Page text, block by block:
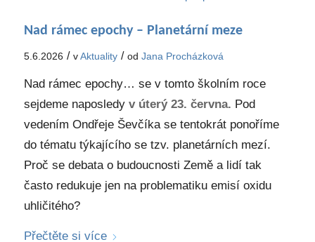
Nad rámec epochy – Planetární meze
5.6.2026 / vAktuality / od Jana Procházková
Nad rámec epochy… se v tomto školním roce
sejdeme naposledy v úterý 23. června. Pod
vedením Ondřeje Ševčíka se tentokrát ponoříme
do tématu týkajícího se tzv. planetárních mezí.
Proč se debata o budoucnosti Země a lidí tak
často redukuje jen na problematiku emisí oxidu
uhličitého?
Přečtěte si více